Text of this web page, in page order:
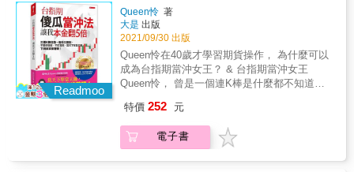
的一方；而保險公司所承擔的風險，將會隨著
時間的流逝，呈現遞減的狀態。這也就是說，
一旦你承保的時間到了，選擇權的「買方」沒
有發生任何意外，你就可以把保險費（權利
金）全部收走；這就叫做：賺取「時間價
值」。5.多樣化的交易策略： 如果曾經嘗試以
信用交易買賣股票的投資朋友，應該都遇過或
聽過無法融券放空的時機；這時候，不管你的
則，你就是無法放空獲利。但是，在選擇權市
場，你可以透過買進賣權、或賣出買權來驗證
你看空的眼光。此外，選擇權這項投資工具，
採用不同的交易策略。萬一誤判行情，投資人
損失的也只是已經支付的權利金而已。這道理
就好比出門旅遊，如果擔心旅程被航班耽誤或
者行李沒跟上主人，而使得旅費暴增，那麼旅
平險中的「不便險」理賠金，至少可以分攤額
外開銷的花費。如果旅途一路平安，那支付出
去些許的旅平險保費，也不至於構成負擔。4.
賺取時間價值： 這是一項有別於其他投資工具
（例如股票、基金、ETF等）特有的利潤。因
為選擇權是一項有契約規範的金融商品；而契
始（8:45），晚15分鐘收盤，還有夜盤時段，
只要有時間，隨時都可進場投資， 即使是忙碌
的上班族、家庭主婦，都可以輕鬆駕馭。 & ◎
從開戶到下單，第一次買賣就獲利 & ‧從開戶、
入金、出金到下單，所有關於買賣台指期的專
用術語， 例如平倉、結倉、凹單、結算等，用
清楚解析： 如果現在就要買到，就用市價單；
賣就獲利結清，就選收盤市價單。 & ‧交易台指
期有保證金制度，如何善加利用這個制度？ 萬
一誤判行情而收到追繳通知時，為什麼作者建
（就是台指期，不會滿手股票）、鎖定兩種行
情（漲或跌）、本金不用5萬元，每月平均獲利
3～5萬以上，年報酬率超過30％，收入比公職
更穩定！ & ◎ 為什麼無論行情好壞，台指期都
能賺？ & ‧台指期就是以台灣加權股價指數為投
資標的期貨商品， 無論你選擇大台指（TX）、
小台指（MTX），都只要研究一個標的（台指
從何管理的困擾。 & ‧台股交易以「一張（1000
股）」為單位，台指期交易則是以「一口」為
單位， 交易一口小台，保證金不到5萬元，每
Readmoo
Queen怜 著
大是 出版
2021/09/30 出版
Queen怜在40歲才學習期貨操作， 為什麼可以
成為台指期當沖女王？ & 台指期當沖女王
Queen怜， 曾是一個連K棒是什麼都不知道的
去上課，結果賠了一百多萬元&hellip;&hellip; &
個性不服輸的她，發憤自學、拜師求指導， 短
短一個月，就用本金50萬元賺到102萬元， 隔
特價 252 元
電子書